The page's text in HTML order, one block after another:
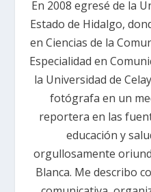
En 2008 egresé de la
Estado de Hidalgo,
en Ciencias de la
Especialidad en
la Universidad de
fotógrafa en un
reportera en las
educación y
orgullosamente
Blanca. Me describo